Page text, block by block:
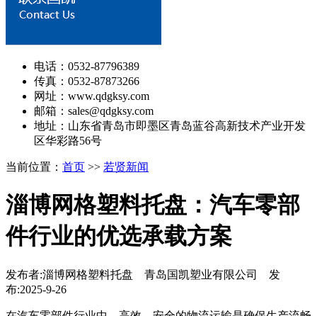
电话：0532-87796389
传真：0532-87873266
网址：www.qdgksy.com
邮箱：sales@qdgksy.com
地址：山东省青岛市即墨区青岛蓝谷高新技术产业开发
区华彩路56号
当前位置： 首页 >> 若贤新闻
淄博网格塑料托盘：汽车零部
件行业的优选承载方案
发布者:淄博网格塑料托盘 青岛国凯塑业有限公司 发
布:2025-9-26